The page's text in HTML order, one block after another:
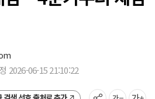
2026-06-15 21:10:22